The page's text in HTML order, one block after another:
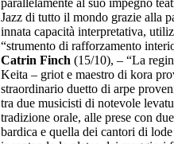
parallelamente al suo impegno
Jazz di tutto il mondo grazie alla
innata capacità interpretativa,
“strumento di rafforzamento
Catrin Finch (15/10), – “La
Keita – griot e maestro di kora
straordinario duetto di arpe
tra due musicisti di notevole
tradizione orale, alle prese con
bardica e quella dei cantori di